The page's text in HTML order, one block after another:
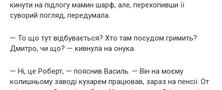
кинути на підлогу мамин шарф, але, перехопивши її
суворий погляд, передумала.
— То що тут відбувається? Хто там посудом гримить?
Дмитро, чи що? — кивнула на онука.
— Ні, це Роберт, — пояснив Василь. — Він на моєму
колишньому заводі кухарем працював, зараз на пенсії. От